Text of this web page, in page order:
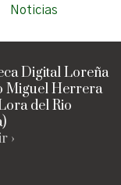
Noticias
Digital Loreña
Miguel Herrera
del Rio
›